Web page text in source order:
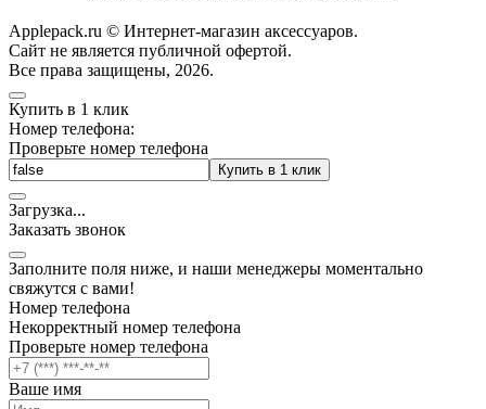
Applepack.ru © Интернет-магазин аксессуаров.
Cайт не является публичной офертой.
Все права защищены, 2026.
Купить в 1 клик
Номер телефона:
Проверьте номер телефона
Купить в 1 клик
Загрузка...
Заказать звонок
Заполните поля ниже, и наши менеджеры моментально
свяжутся с вами!
Номер телефона
Некорректный номер телефона
Проверьте номер телефона
Ваше имя